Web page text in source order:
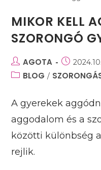
MIKOR KELL
SZORONGÓ
Post
author:
AGOTA
Post
published:
PostBLOG /
A gyerekek
aggodalom és a
közötti különbség
rejlik.